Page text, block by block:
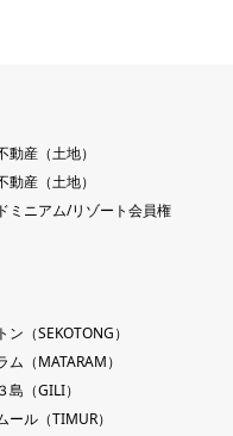
動産（土地）
動産（土地）
ミニアム/リゾート会員権
ン（SEKOTONG）
ム（MATARAM）
島（GILI）
ール（TIMUR）